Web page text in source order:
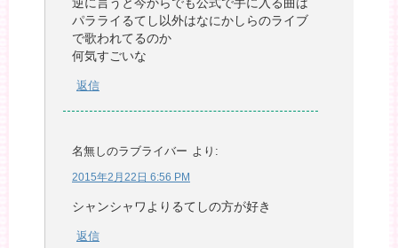
パラライるてし以外はなにかしらのライブ
で歌われてるのか
何気すごいな
返信
名無しのラブライバー より:
2015年2月22日 6:56 PM
シャンシャワよりるてしの方が好き
返信